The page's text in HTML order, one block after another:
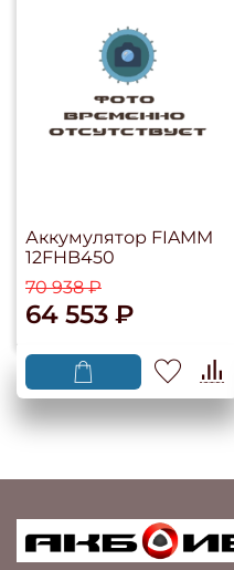
Аккумулятор FIAMM
12FHB450
70 938 ₽
64 553 ₽